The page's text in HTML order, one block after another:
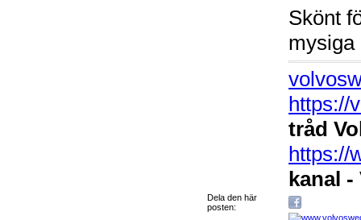
Skönt
mysiga
https://
tråd
https://
kanal
Dela den här
posten: